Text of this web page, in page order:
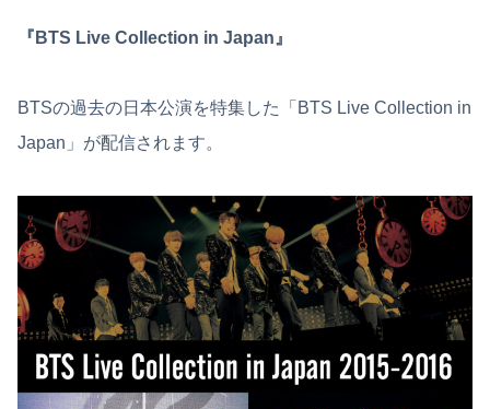
『BTS Live Collection in Japan』
BTSの過去の日本公演を特集した「BTS Live Collection in
Japan」が配信されます。